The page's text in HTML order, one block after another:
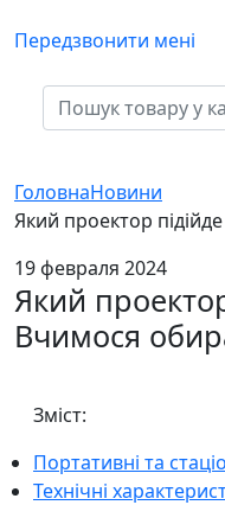
Передзвонити мені
ГоловнаНовини
Який проектор
19 февраля 2024
Який
Вчимося
Зміст:
Портативні та
Технічні